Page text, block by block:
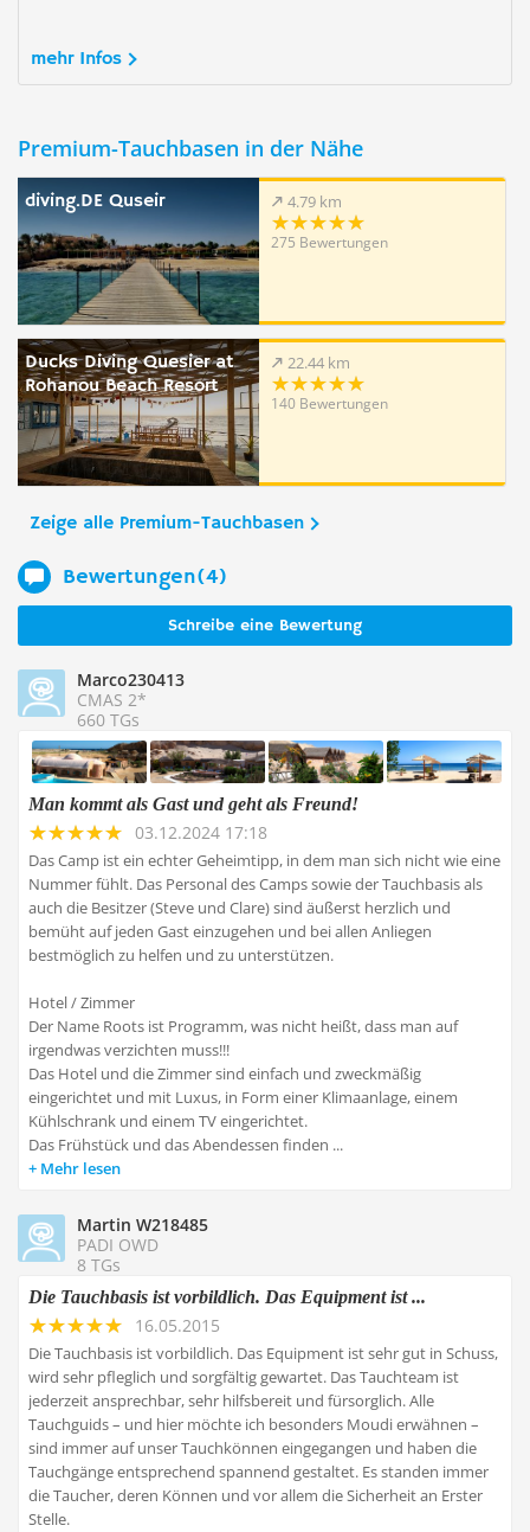
mehr Infos
Premium-Tauchbasen in der Nähe
diving.DE Quseir 4.79 km
275 Bewertungen
Ducks Diving Quesier at
Rohanou Beach Resort
22.44 km
140 Bewertungen
Zeige alle Premium-Tauchbasen
Bewertungen(4)
Schreibe eine Bewertung
Marco230413
CMAS 2*
660 TGs
Man kommt als Gast und geht als Freund!
03.12.2024 17:18
Das Camp ist ein echter Geheimtipp, in dem man sich nicht wie eine
Nummer fühlt. Das Personal des Camps sowie der Tauchbasis als
auch die Besitzer (Steve und Clare) sind äußerst herzlich und
bemüht auf jeden Gast einzugehen und bei allen Anliegen
bestmöglich zu helfen und zu unterstützen.
Hotel / Zimmer
Der Name Roots ist Programm, was nicht heißt, dass man auf
irgendwas verzichten muss!!!
Das Hotel und die Zimmer sind einfach und zweckmäßig
eingerichtet und mit Luxus, in Form einer Klimaanlage, einem
Kühlschrank und einem TV eingerichtet.
Das Frühstück und das Abendessen finden ...
Mehr lesen
Martin W218485
PADI OWD
8 TGs
Die Tauchbasis ist vorbildlich. Das Equipment ist ...
16.05.2015
Die Tauchbasis ist vorbildlich. Das Equipment ist sehr gut in Schuss,
wird sehr pfleglich und sorgfältig gewartet. Das Tauchteam ist
jederzeit ansprechbar, sehr hilfsbereit und fürsorglich. Alle
Tauchguids – und hier möchte ich besonders Moudi erwähnen –
sind immer auf unser Tauchkönnen eingegangen und haben die
Tauchgänge entsprechend spannend gestaltet. Es standen immer
die Taucher, deren Können und vor allem die Sicherheit an Erster
Stelle.